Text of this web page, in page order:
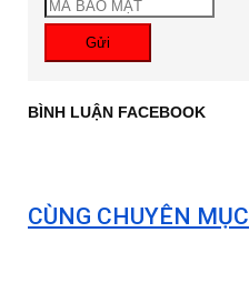
Gửi
BÌNH LUẬN FACEBOOK
CÙNG CHUYÊN MỤC